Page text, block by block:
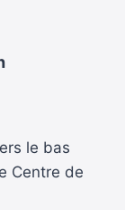
le bas
Centre de